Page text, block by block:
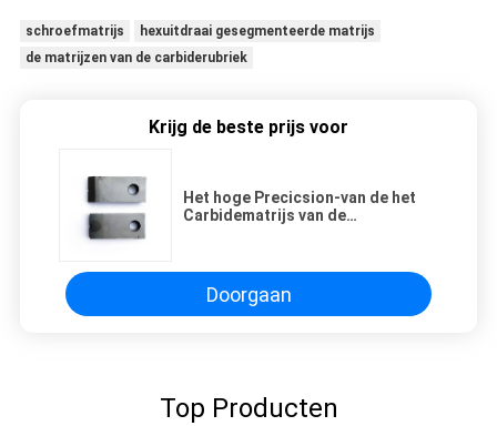
schroefmatrijs
hexuitdraai gesegmenteerde matrijs
de matrijzen van de carbiderubriek
Krijg de beste prijs voor
Het hoge Precicsion-van de het
Carbidematrijs van de
Doorgaan
Top Producten